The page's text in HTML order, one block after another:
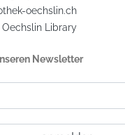
oechslin.ch
Library
Newsletter